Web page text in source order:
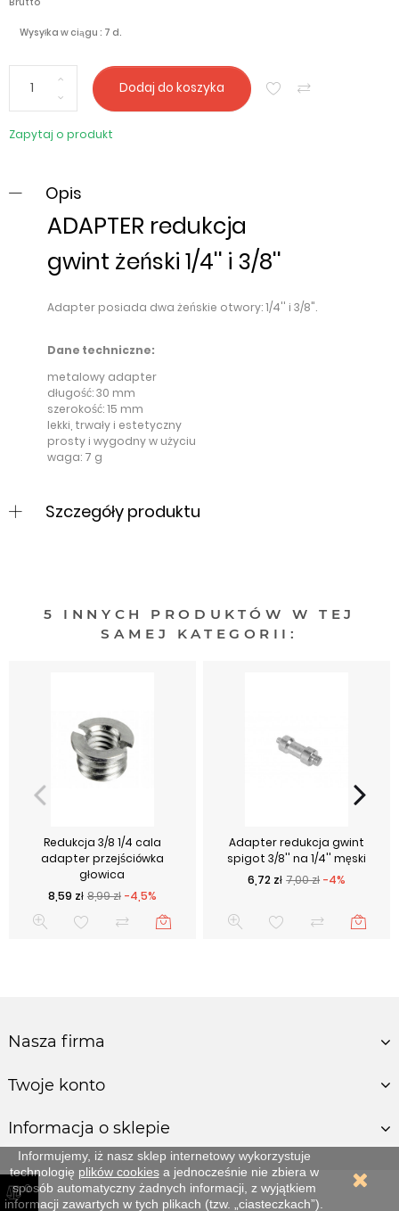
Informujemy, iż nasz sklep internetowy wykorzystuje
technologię plików cookiesa jednocześnie nie zbiera w
sposób automatyczny żadnych informacji, z wyjątkiem
informacji zawartych w tych plikach (tzw. „ciasteczkach”).
Wysyłka w ciągu : 7 d.
Dodaj do koszyka
Zapytaj o produkt
Opis
ADAPTER redukcja
gwint żeński 1/4'' i 3/8''
Adapter posiada dwa żeńskie otwory: 1/4'' i 3/8".
Dane techniczne:
metalowy adapter
długość: 30 mm
szerokość: 15 mm
lekki, trwały i estetyczny
prosty i wygodny w użyciu
waga: 7 g
Szczegóły produktu
5 INNYCH PRODUKTÓW W TEJ
SAMEJ KATEGORII:
Redukcja 3/8 1/4 cala
adapter przejściówka
głowica
Cena podstawowa
8,99 zł -4,5%
Cena
8,59 zł
Adapter redukcja gwint
spigot 3/8'' na 1/4'' męski
Cena podstawowa
7,00 zł -4%
Cena
6,72 zł
Nasza firma
Twoje konto
Informacja o sklepie
0